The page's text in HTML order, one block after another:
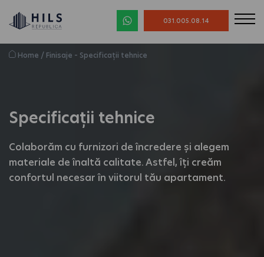
031.005.08.14
Home / Finisaje – Specificații tehnice
Specificații tehnice
Colaborăm cu furnizori de încredere și alegem
materiale de înaltă calitate. Astfel, îți creăm
confortul necesar în viitorul tău apartament.